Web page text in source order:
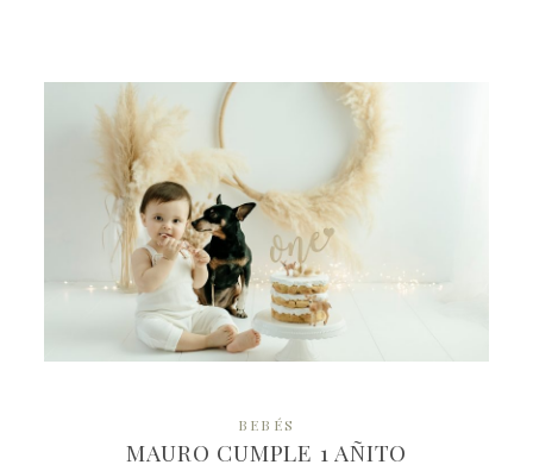
CONTACTO
MÁS
BEBÉS
MAURO CUMPLE 1 AÑITO